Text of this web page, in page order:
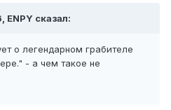
сказал:
о легендарном грабителе
- а чем такое не